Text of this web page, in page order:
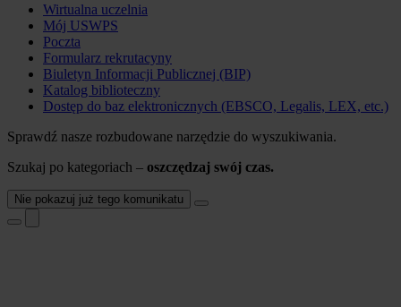
Wirtualna uczelnia
Mój USWPS
Poczta
Formularz rekrutacyny
Biuletyn Informacji Publicznej (BIP)
Katalog biblioteczny
Dostęp do baz elektronicznych (EBSCO, Legalis, LEX, etc.)
Sprawdź nasze rozbudowane narzędzie do wyszukiwania.
Szukaj po kategoriach – oszczędzaj swój czas.
Nie pokazuj już tego komunikatu